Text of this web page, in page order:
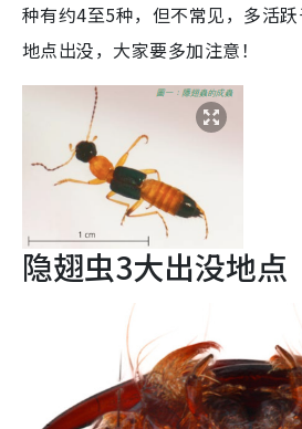
种有约4至5种，但不常见，多活
地点出没，大家要多加注意！
隐翅虫3大出没地点